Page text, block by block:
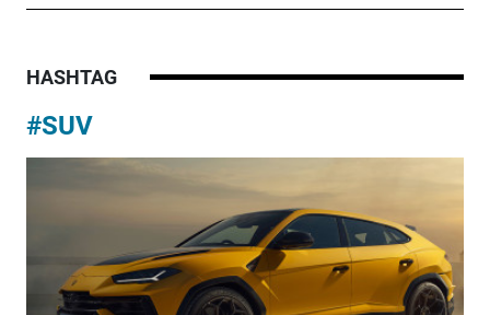
HASHTAG
#SUV